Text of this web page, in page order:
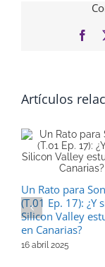
Artículos
Un Rato para
(T.01 Ep. 17): ¿Y
Silicon Valley
en Canarias?
16 abril 2025